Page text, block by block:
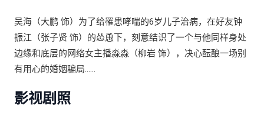
吴海（大鹏 饰）为了给罹患哮喘的6岁儿子治病，在好友钟
振江（张子贤 饰）的怂恿下，刻意结识了一个与他同样身处
边缘和底层的网络女主播淼淼（柳岩 饰），决心酝酿一场别
有用心的婚姻骗局……
影视剧照